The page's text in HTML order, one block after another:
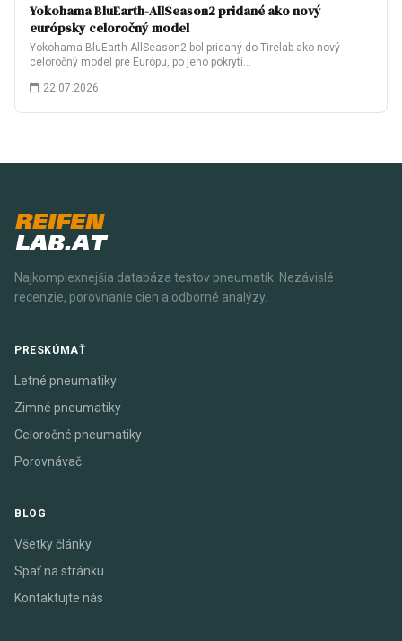
Yokohama BluEarth-AllSeason2 pridané ako nový
európsky celoročný model
Yokohama BluEarth-AllSeason2 bol pridaný do Tirelab ako nový
celoročný model pre Európu, po jeho pokrytí…
22.07.2026
REIFEN
LAB.AT
Najkomplexnejšia databáza testov pneumatík. Nezávislé
recenzie, porovnanie cien a odborné analýzy.
PRESKÚMAŤ
Letné pneumatiky
Zimné pneumatiky
Celoročné pneumatiky
Porovnávač
BLOG
Všetky články
Späť na stránku
Kontaktujte nás